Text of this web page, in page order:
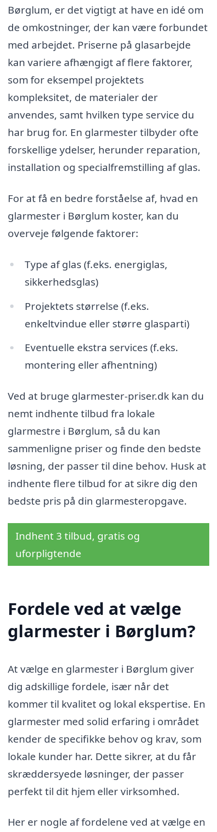
Børglum, er det vigtigt at have en idé om
de omkostninger, der kan være forbundet
med arbejdet. Priserne på glasarbejde
kan variere afhængigt af flere faktorer,
som for eksempel projektets
kompleksitet, de materialer der
anvendes, samt hvilken type service du
har brug for. En glarmester tilbyder ofte
forskellige ydelser, herunder reparation,
installation og specialfremstilling af glas.
For at få en bedre forståelse af, hvad en
glarmester i Børglum koster, kan du
overveje følgende faktorer:
Type af glas (f.eks. energiglas,
sikkerhedsglas)
Projektets størrelse (f.eks.
enkeltvindue eller større glasparti)
Eventuelle ekstra services (f.eks.
montering eller afhentning)
Ved at bruge glarmester-priser.dk kan du
nemt indhente tilbud fra lokale
glarmestre i Børglum, så du kan
sammenligne priser og finde den bedste
løsning, der passer til dine behov. Husk at
indhente flere tilbud for at sikre dig den
bedste pris på din glarmesteropgave.
Indhent 3 tilbud, gratis og
uforpligtende
Fordele ved at vælge
glarmester i Børglum?
At vælge en glarmester i Børglum giver
dig adskillige fordele, især når det
kommer til kvalitet og lokal ekspertise. En
glarmester med solid erfaring i området
kender de specifikke behov og krav, som
lokale kunder har. Dette sikrer, at du får
skræddersyede løsninger, der passer
perfekt til dit hjem eller virksomhed.
Her er nogle af fordelene ved at vælge en